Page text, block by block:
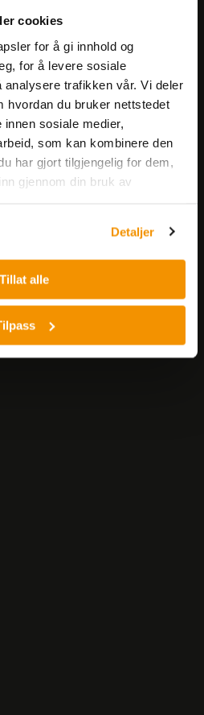
cookies
for å gi innhold og
for å levere sosiale
analysere trafikken vår. Vi deler
hvordan du bruker nettstedet
sosiale medier,
som kan kombinere den
har gjort tilgjengelig for dem,
gjennom din bruk av
Detaljer
Tillat alle
produkter,
kampanjer.